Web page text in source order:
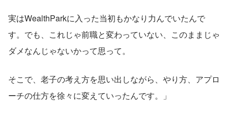
実はWealthParkに入った当初もかなり力んでいたんで
す。でも、これじゃ前職と変わっていない、このままじゃ
ダメなんじゃないかって思って。
そこで、老子の考え方を思い出しながら、やり方、アプロ
ーチの仕方を徐々に変えていったんです。」